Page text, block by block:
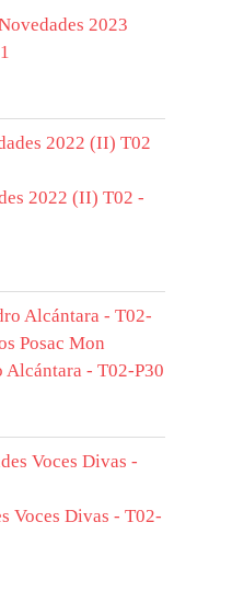
2023
2022 (II) T02 -
Alcántara - T02-P30
Voces Divas - T02-